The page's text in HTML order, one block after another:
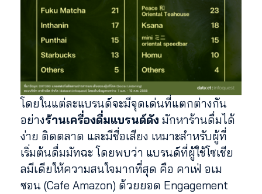
โดยในแต่ละแบรนด์จะมีจุดเด่นที่แตกต่างกัน
อย่างร้านเครื่องดื่มแบรนด์ดัง มักหาร้านดื่มได้
ง่าย ติดตลาด และมีชื่อเสียง เหมาะสำหรับผู้ที่
เริ่มต้นดื่มมัทฉะ โดยพบว่า แบรนด์ที่ผู้ใช้โซเชีย
ลมีเดียให้ความสนใจมากที่สุด คือ คาเฟ่ อเม
ซอน (Cafe Amazon) ด้วยยอด Engagement